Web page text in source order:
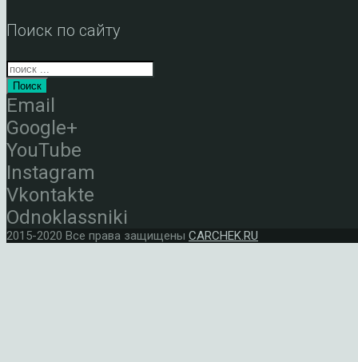
Поиск по сайту
Поиск
Email
Google+
YouTube
Instagram
Vkontakte
Odnoklassniki
2015-2020 Все права защищены CARCHEK.RU